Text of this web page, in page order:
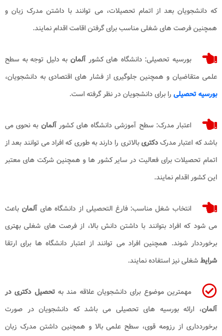
که دانشجویان بعد از اتمام تحصیلات، می توانند با داشتن مدرک زبان و
همچنین فرصت های شغلی مناسب برای گرفتن اقامت اقدام نمایند.
بورسیه تحصیلی: دانشگاه های کشور آلمان به دلیل توجه به سطح
علمی متقاضیان و همچنین جلوگیری از فشار های اقتصادی به دانشجویان،
بورسیه تحصیلی را برای دانشجویان در نظر گرفته است.
اعتبار مدرک: سطح آموزشی دانشگاه های کشورآلمان به نحوی می
باشد که اعتبار مدرکدکتریبالاتری را دارند به طوری که افراد می توانند بعد از
اتمام تحصیلات برای فعالیت در سایر کشور ها و همچنین شرکت های معتبر
این کشور اقدام نمایند.
انتخاب شغل مناسب: فارغ التحصیلی از دانشگاه هایآلمان باعث
می شود که افراد بتوانند با داشتن دانش بالا، از فرصت های شغلی بهتری
برخورددار شوند. همچنین افراد می توانند از اعتبار دانشگاه ها برای ارتقا
شرایطشغلی نیز استفاده نمایند.
مهمترین موضوع برای دانشجویان علاقه مند بهتحصیل دکتری در
آلمان، ارائه بورسیه های تحصیلی می باشد که دانشجویان در صورت
برخوردداری از رزومه قوی، سطح علمی بالا و همچنین داشتن مدرک زبان